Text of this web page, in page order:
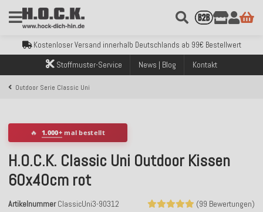
Über 120.000 erfolgreich versendete Bestellungen
Sicher bezahlen mit Klarna, PayPal & Amazon Pay
Über 120.000 erfolgreich versendete Bestellungen
Sicher bezahlen mit Klarna, PayPal & Amazon Pay
Kostenloser Versand innerhalb Deutschlands ab 99€ Bestellwert
Stoffmuster-Service News | Blog Kontakt
Outdoor Serie Classic Uni
🔥 1.000+mal bestellt
H.O.C.K. Classic Uni Outdoor Kissen
60x40cm rot
(99 Bewertungen)
Artikelnummer ClassicUni3-90312